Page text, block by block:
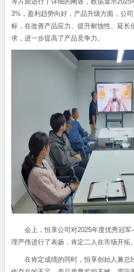
3%，盈利趋势向好，产品升级方面，公
标，在改善产品应力、提升耐蚀性、延长
求，进一步提高了产品竞争力。
会上，恒享公司对2025年度优秀冠
理严伟进行了表扬，肯定二人在市场开拓
在肯定成绩的同时，恒享创始人兼总